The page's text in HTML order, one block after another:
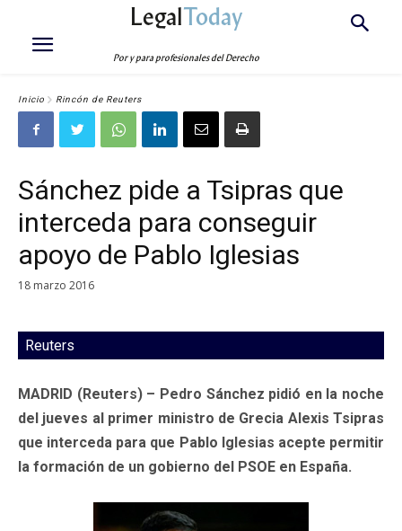
LegalToday
Por y para profesionales del Derecho
Inicio Rincón de Reuters
Sánchez pide a Tsipras que
interceda para conseguir
apoyo de Pablo Iglesias
18 marzo 2016
Reuters
MADRID (Reuters) – Pedro Sánchez pidió en la noche
del jueves al primer ministro de Grecia Alexis Tsipras
que interceda para que Pablo Iglesias acepte permitir
la formación de un gobierno del PSOE en España.